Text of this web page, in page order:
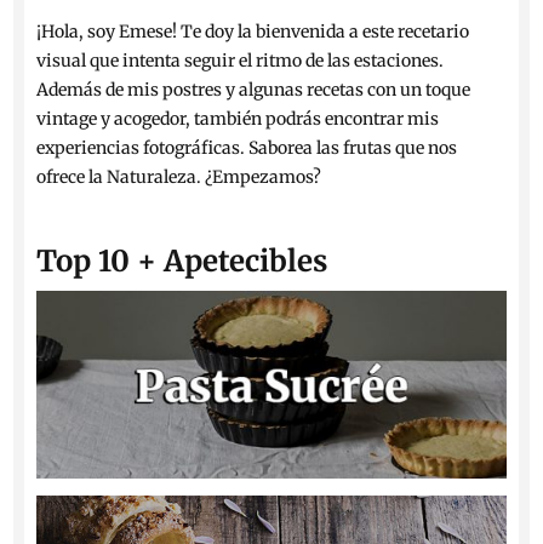
¡Hola, soy Emese! Te doy la bienvenida a este recetario
visual que intenta seguir el ritmo de las estaciones.
Además de mis postres y algunas recetas con un toque
vintage y acogedor, también podrás encontrar mis
experiencias fotográficas. Saborea las frutas que nos
ofrece la Naturaleza. ¿Empezamos?
Top 10 + Apetecibles